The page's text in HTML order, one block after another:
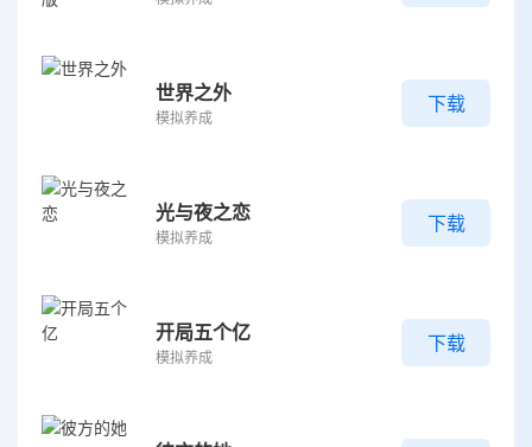
世界之外
模拟养成
下载
光与夜之恋
模拟养成
下载
开局五个亿
模拟养成
下载